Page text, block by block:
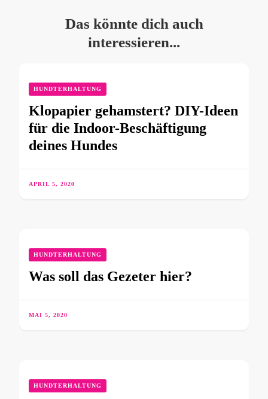
Das könnte dich auch
interessieren...
HUNDTERHALTUNG
Klopapier gehamstert? DIY-Ideen
für die Indoor-Beschäftigung
deines Hundes
APRIL 5, 2020
HUNDTERHALTUNG
Was soll das Gezeter hier?
MAI 5, 2020
HUNDTERHALTUNG